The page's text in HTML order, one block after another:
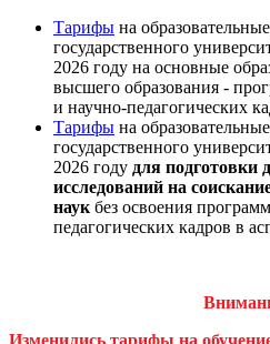
Тарифы на
государственного
2026 году на основные
высшего образования -
и научно-педагогических
Тарифы на
государственного
2026 году для подготовки
исследований на
наук без освоения
педагогических кадров в
Изменились тарифы на